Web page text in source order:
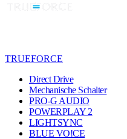
TRUEFORCE
Direct Drive
Mechanische Schalter
PRO-G AUDIO
POWERPLAY 2
LIGHTSYNC
BLUE VO!CE